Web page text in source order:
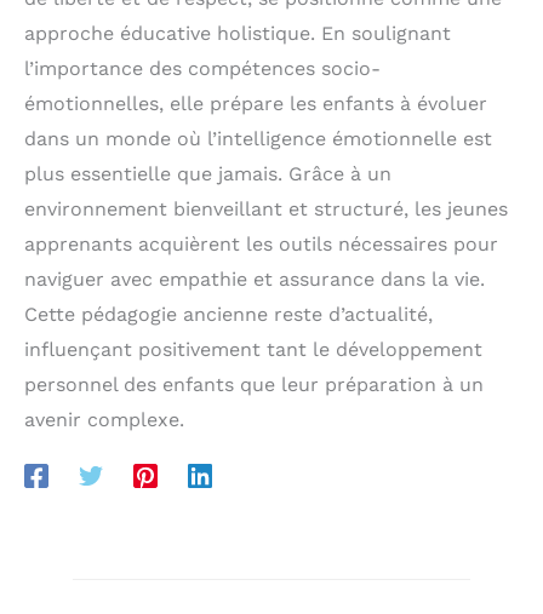
approche éducative holistique. En soulignant
l’importance des compétences socio-
émotionnelles, elle prépare les enfants à évoluer
dans un monde où l’intelligence émotionnelle est
plus essentielle que jamais. Grâce à un
environnement bienveillant et structuré, les jeunes
apprenants acquièrent les outils nécessaires pour
naviguer avec empathie et assurance dans la vie.
Cette pédagogie ancienne reste d’actualité,
influençant positivement tant le développement
personnel des enfants que leur préparation à un
avenir complexe.